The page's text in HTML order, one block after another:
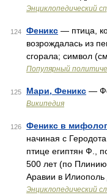
Энциклопедический
124 Феникс — птица,
возрождалась из
сгорала; символ
Популярный
125 Мари, Феникс —
Википедия
126 Феникс в
начиная с
птице египтян Ф.,
500 лет (по
Аравии в
Энциклопедический